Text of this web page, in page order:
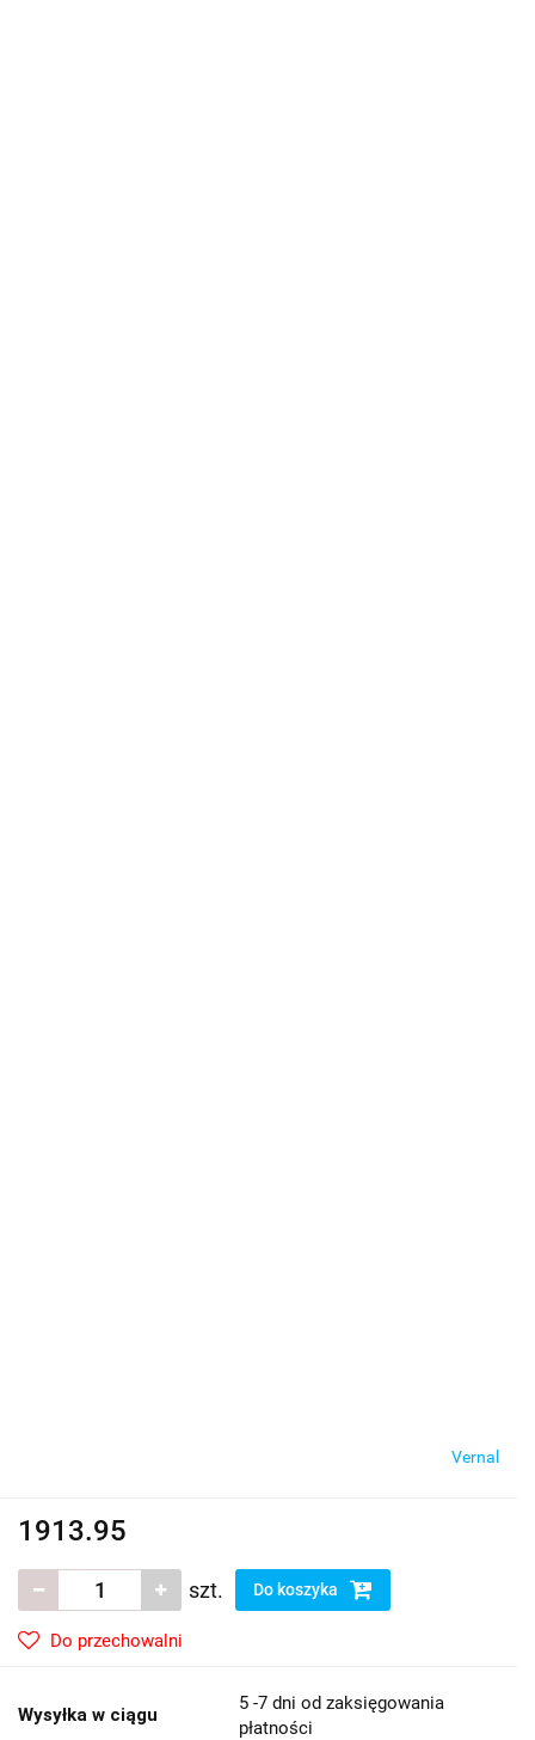
Vernal
1913.95
szt. Do koszyka
Do przechowalni
Wysyłka w ciągu
5 -7 dni od zaksięgowania
płatności